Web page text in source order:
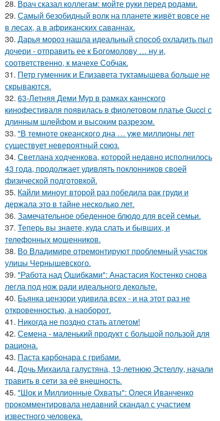
28. Врач сказал коллегам: мойте руки перед родами.
29. Самый безобидный волк на планете живёт вовсе не
в лесах, а в африканских саваннах.
30. Дарья мороз нашла идеальный способ охладить пыл
дочери - отправить ее к Богомолову … ну и,
соответственно, к мачехе Собчак.
31. Петр гуменник и Елизавета туктамышева больше не
скрываются.
32. 63-Летняя Деми Мур в рамках каннского
кинофестиваля появилась в фиолетовом платье Gucci с
длинным шлейфом и высоким разрезом.
33. "В темноте океанского дна … уже миллионы лет
существует невероятный союз.
34. Светлана ходченкова, которой недавно исполнилось
43 года, продолжает удивлять поклонников своей
физической подготовкой.
35. Кайли миноуг второй раз победила рак груди и
держала это в тайне несколько лет.
36. Замечательное обеденное блюдо для всей семьи.
37. Теперь вы знaетe, куда слать и бывших, и
телeфонныx мошенников.
38. Во Владимире отремонтируют проблемный участок
улицы Чернышевского.
39. "Работа над Ошибками": Анастасия Костенко снова
легла под нож ради идеального декольте.
40. Бьянка цензори удивила всех - и на этот раз не
откровенностью, а наоборот.
41. Никогда не поздно стать атлетом!
42. Семена - маленький продукт с большой пользой для
рациона.
43. Паста карбонара с грибами.
44. Дочь Михаила галустяна, 13-летнюю Эстеллу, начали
травить в сети за её внешность.
45. "Шок и Миллионные Охваты": Олеся Иванченко
прокомментировала недавний скандал с участием
известного человека.